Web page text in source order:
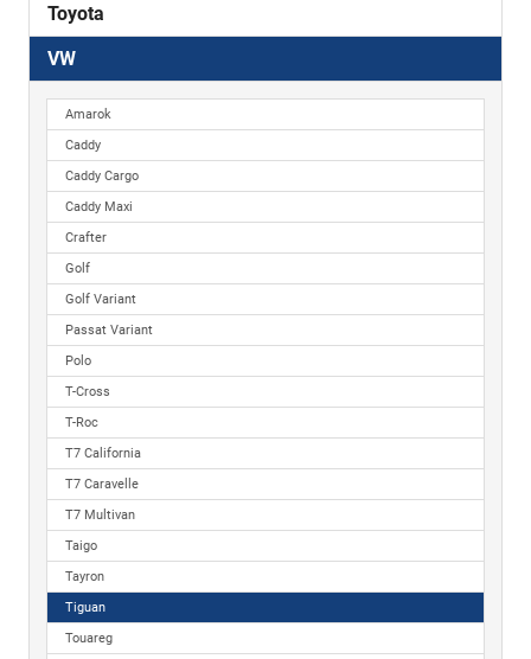
Toyota
VW
Amarok
Caddy
Caddy Cargo
Caddy Maxi
Crafter
Golf
Golf Variant
Passat Variant
Polo
T-Cross
T-Roc
T7 California
T7 Caravelle
T7 Multivan
Taigo
Tayron
Tiguan
Touareg